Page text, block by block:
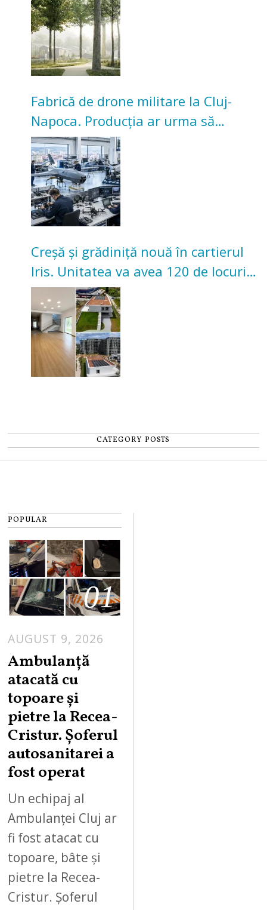
Universitarilor
Fabrică de drone militare la Cluj-
Napoca. Producția ar urma să
înceapă în toamna acestui an
Creșă și grădiniță nouă în cartierul
Iris. Unitatea va avea 120 de locuri
pentru copii
CATEGORY POSTS
POPULAR
01
AUGUST 9, 2026
Ambulanță
atacată cu
topoare și
pietre la Recea-
Cristur. Șoferul
autosanitarei a
fost operat
Un echipaj al
Ambulanței Cluj ar
fi fost atacat cu
topoare, bâte și
pietre la Recea-
Cristur. Șoferul